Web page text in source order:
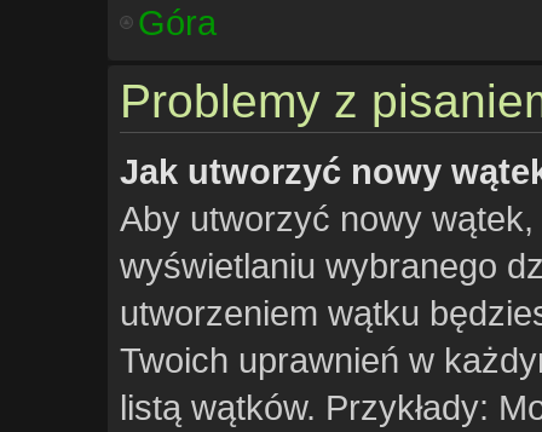
Góra
Problemy z
Jak utworzyć nowy
Aby utworzyć nowy
wyświetlaniu wybranego
utworzeniem wątku
Twoich uprawnień w
listą wątków. Przykłady: